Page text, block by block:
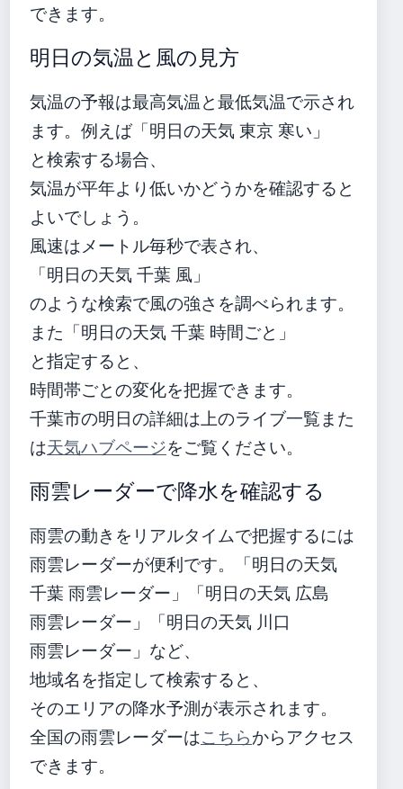
できます。
明日の気温と風の見方
気温の予報は最高気温と最低気温で示され
ます。例えば「明日の天気 東京 寒い」
と検索する場合、
気温が平年より低いかどうかを確認すると
よいでしょう。
風速はメートル毎秒で表され、
「明日の天気 千葉 風」
のような検索で風の強さを調べられます。
また「明日の天気 千葉 時間ごと」
と指定すると、
時間帯ごとの変化を把握できます。
千葉市の明日の詳細は上のライブ一覧また
は天気ハブページをご覧ください。
雨雲レーダーで降水を確認する
雨雲の動きをリアルタイムで把握するには
雨雲レーダーが便利です。「明日の天気
千葉 雨雲レーダー」「明日の天気 広島
雨雲レーダー」「明日の天気 川口
雨雲レーダー」など、
地域名を指定して検索すると、
そのエリアの降水予測が表示されます。
全国の雨雲レーダーはこちらからアクセス
できます。